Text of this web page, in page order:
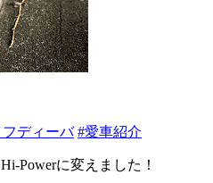
フディーバ #愛車紹介
Powerに変えました！